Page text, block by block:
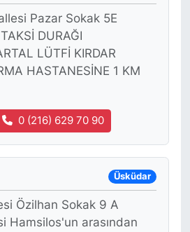
Pazar Sokak 5E
DURAĞI
LÜTFİ KIRDAR
HASTANESİNE 1 KM
0 (216) 629 70 90
Üsküdar
Özilhan Sokak 9 A
Hamsilos'un arasından